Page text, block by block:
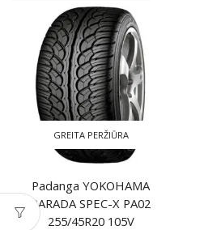
GREITA PERŽIŪRA
Padanga YOKOHAMA
PARADA SPEC-X PA02
255/45R20 105V